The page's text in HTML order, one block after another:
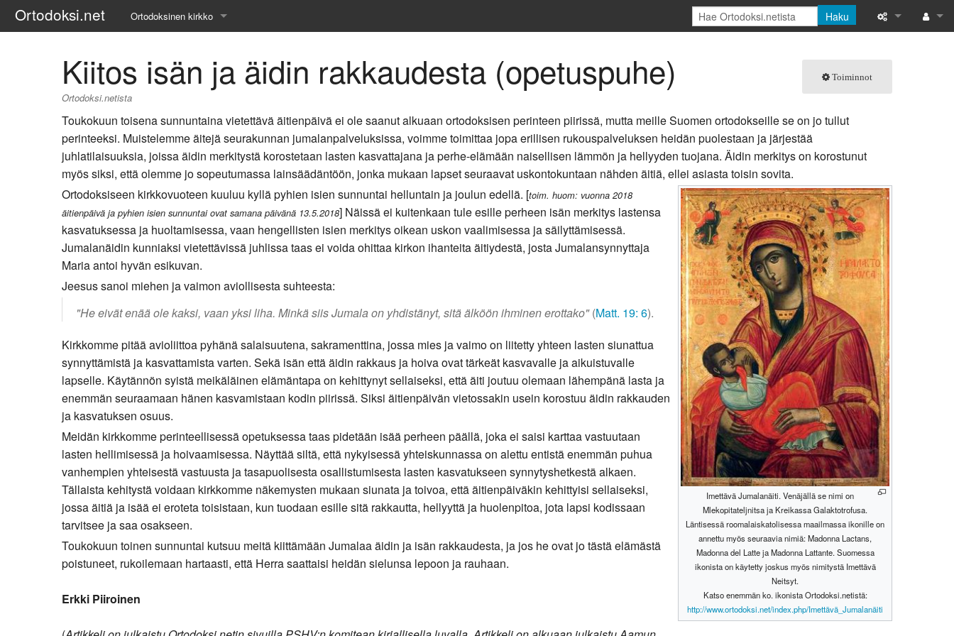
Ortodoksi.net Ortodoksinen kirkko
Liturgiset tekstit
Kirkkohistoria
Etiikka
Uskonoppi
Kirkkotaide
Pyhät ihmiset
Haku
Toiminnot
Kiitos isän ja äidin rakkaudesta (opetuspuhe)
Ortodoksi.netista
Toukokuun toisena sunnuntaina vietettävä äitienpäivä ei ole saanut alkuaan ortodoksisen perinteen piirissä, mutta meille Suomen ortodokseille se on jo tullut
perinteeksi. Muistelemme äitejä seurakunnan jumalanpalveluksissa, voimme toimittaa jopa erillisen rukouspalveluksen heidän puolestaan ja järjestää
juhlatilaisuuksia, joissa äidin merkitystä korostetaan lasten kasvattajana ja perhe-elämään naisellisen lämmön ja hellyyden tuojana. Äidin merkitys on korostunut
myös siksi, että olemme jo sopeutumassa lainsäädäntöön, jonka mukaan lapset seuraavat uskontokuntaan nähden äitiä, ellei asiasta toisin sovita.
Imettävä Jumalanäiti. Venäjällä se nimi on
Mlekopitateljnitsa ja Kreikassa Galaktotrofusa.
Läntisessä roomalaiskatolisessa maailmassa ikonille on
annettu myös seuraavia nimiä: Madonna Lactans,
Madonna del Latte ja Madonna Lattante. Suomessa
ikonista on käytetty joskus myös nimitystä Imettävä
Neitsyt.
Katso enemmän ko. ikonista Ortodoksi.netistä:
http://www.ortodoksi.net/index.php/Imettävä_Jumalanäiti
Ortodoksiseen kirkkovuoteen kuuluu kyllä pyhien isien sunnuntai helluntain ja joulun edellä. [toim. huom: vuonna 2018
äitienpäivä ja pyhien isien sunnuntai ovat samana päivänä 13.5.2018] Näissä ei kuitenkaan tule esille perheen isän merkitys lastensa
kasvatuksessa ja huoltamisessa, vaan hengellisten isien merkitys oikean uskon vaalimisessa ja säilyttämisessä.
Jumalanäidin kunniaksi vietettävissä juhlissa taas ei voida ohittaa kirkon ihanteita äitiydestä, josta Jumalansynnyttaja
Maria antoi hyvän esikuvan.
Jeesus sanoi miehen ja vaimon aviollisesta suhteesta:
"He eivät enää ole kaksi, vaan yksi liha. Minkä siis Jumala on yhdistänyt, sitä älköön ihminen erottako"(Matt. 19: 6).
Kirkkomme pitää avioliittoa pyhänä salaisuutena, sakramenttina, jossa mies ja vaimo on liitetty yhteen lasten siunattua
synnyttämistä ja kasvattamista varten. Sekä isän että äidin rakkaus ja hoiva ovat tärkeät kasvavalle ja aikuistuvalle
lapselle. Käytännön syistä meikäläinen elämäntapa on kehittynyt sellaiseksi, että äiti joutuu olemaan lähempänä lasta ja
enemmän seuraamaan hänen kasvamistaan kodin piirissä. Siksi äitienpäivän vietossakin usein korostuu äidin rakkauden
ja kasvatuksen osuus.
Meidän kirkkomme perinteellisessä opetuksessa taas pidetään isää perheen päällä, joka ei saisi karttaa vastuutaan
lasten hellimisessä ja hoivaamisessa. Näyttää siltä, että nykyisessä yhteiskunnassa on alettu entistä enemmän puhua
vanhempien yhteisestä vastuusta ja tasapuolisesta osallistumisesta lasten kasvatukseen synnytyshetkestä alkaen.
Tällaista kehitystä voidaan kirkkomme näkemysten mukaan siunata ja toivoa, että äitienpäiväkin kehittyisi sellaiseksi,
jossa äitiä ja isää ei eroteta toisistaan, kun tuodaan esille sitä rakkautta, hellyyttä ja huolenpitoa, jota lapsi kodissaan
tarvitsee ja saa osakseen.
Toukokuun toinen sunnuntai kutsuu meitä kiittämään Jumalaa äidin ja isän rakkaudesta, ja jos he ovat jo tästä elämästä
poistuneet, rukoilemaan hartaasti, että Herra saattaisi heidän sielunsa lepoon ja rauhaan.
Erkki Piiroinen